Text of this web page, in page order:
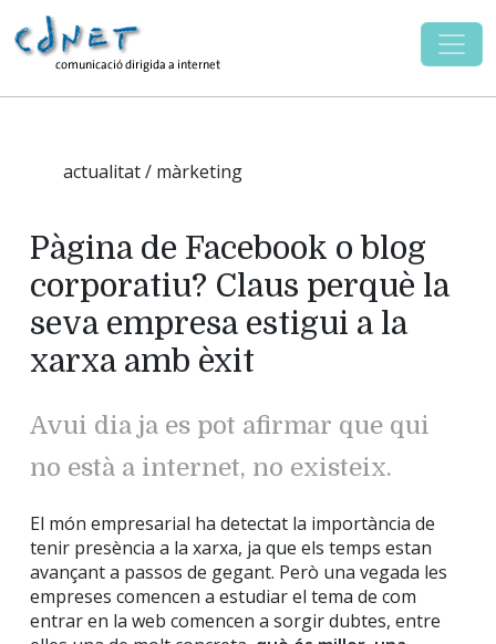
actualitat / màrketing
Pàgina de Facebook o blog
corporatiu? Claus perquè la
seva empresa estigui a la
xarxa amb èxit
Avui dia ja es pot afirmar que qui
no està a internet, no existeix.
El món empresarial ha detectat la importància de
tenir presència a la xarxa, ja que els temps estan
avançant a passos de gegant. Però una vegada les
empreses comencen a estudiar el tema de com
entrar en la web comencen a sorgir dubtes, entre